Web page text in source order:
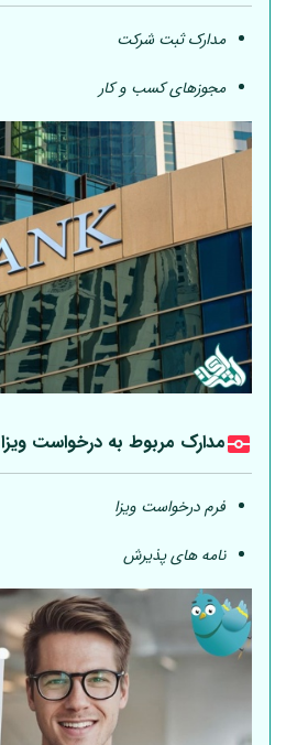
مدارک ثبت شرکت
مجوزهای کسب و کار
مدارک مربوط به درخواست ویزا
فرم درخواست ویزا
نامه های پذیرش